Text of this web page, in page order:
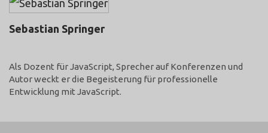
Sebastian Springer
Als Dozent für JavaScript, Sprecher auf Konferenzen und
Autor weckt er die Begeisterung für professionelle
Entwicklung mit JavaScript.